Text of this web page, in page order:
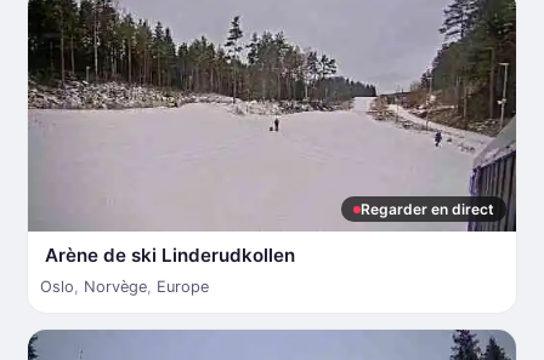
Regarder en direct
Arène de ski Linderudkollen
Oslo, Norvège, Europe